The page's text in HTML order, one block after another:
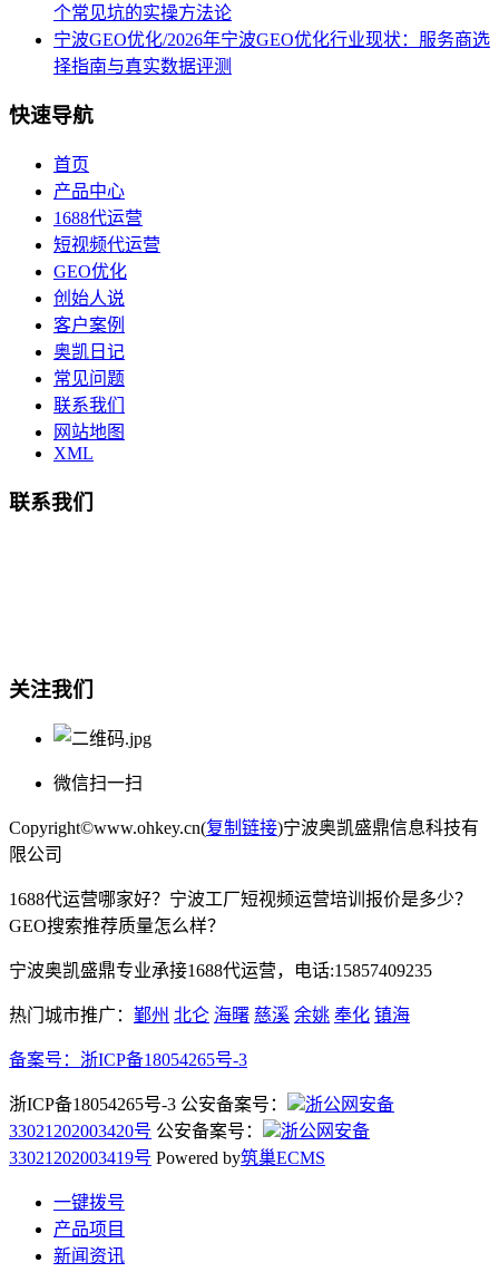
个常见坑的实操方法论
宁波GEO优化/2026年宁波GEO优化行业现状：服务商选
择指南与真实数据评测
快速导航
首页
产品中心
1688代运营
短视频代运营
GEO优化
创始人说
客户案例
奥凯日记
常见问题
联系我们
网站地图
XML
联系我们
关注我们
微信扫一扫
Copyright©www.ohkey.cn(复制链接)宁波奥凯盛鼎信息科技有
限公司
1688代运营哪家好？宁波工厂短视频运营培训报价是多少？
GEO搜索推荐质量怎么样？
宁波奥凯盛鼎专业承接1688代运营，电话:15857409235
热门城市推广： 鄞州 北仑 海曙 慈溪 余姚 奉化 镇海
备案号： 浙ICP备18054265号-3
浙ICP备18054265号-3 公安备案号：
浙公网安备
33021202003420号 公安备案号：
浙公网安备
33021202003419号 Powered by筑巢ECMS
一键拨号
产品项目
新闻资讯